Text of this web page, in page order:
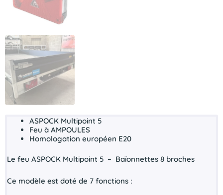
ASPOCK Multipoint 5
Feu à AMPOULES
Homologation européen E20
Le feu ASPOCK Multipoint 5 – Baïonnettes 8 broches
Ce modèle est doté de 7 fonctions :